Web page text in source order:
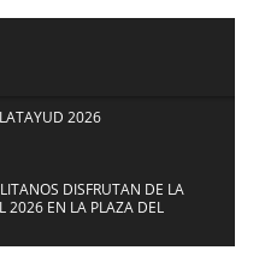
2026
DISFRUTAN DE LA
2026 EN LA PLAZA DEL